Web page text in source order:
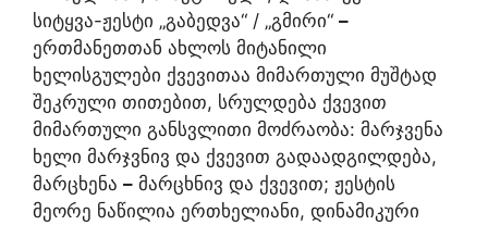
სიტყვა-ჟესტი „გაბედვა“ / „გმირი“ –
ერთმანეთთან ახლოს მიტანილი
ხელისგულები ქვევითაა მიმართული მუშტად
შეკრული თითებით, სრულდება ქვევით
მიმართული განსვლითი მოძრაობა: მარჯვენა
ხელი მარჯვნივ და ქვევით გადაადგილდება,
მარცხენა – მარცხნივ და ქვევით; ჟესტის
მეორე ნაწილია ერთხელიანი, დინამიკური